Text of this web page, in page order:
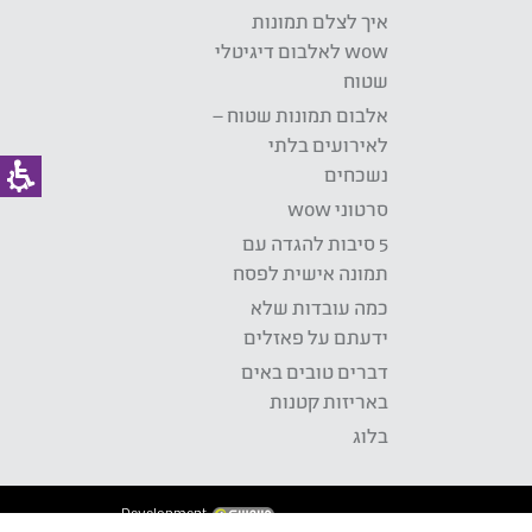
איך לצלם תמונות
wow לאלבום דיגיטלי
שטוח
אלבום תמונות שטוח –
לאירועים בלתי
נשכחים
סרטוני wow
5 סיבות להגדה עם
תמונה אישית לפסח
כמה עובדות שלא
ידעתם על פאזלים
דברים טובים באים
באריזות קטנות
בלוג
Development: